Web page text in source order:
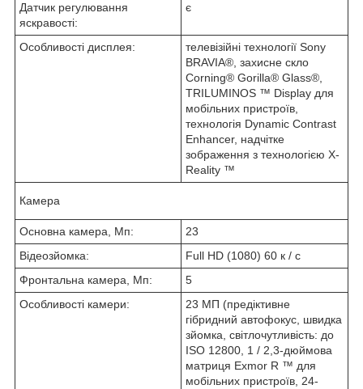
Датчик регулювання
яскравості:
є
Особливості дисплея:
телевізійні технології Sony
BRAVIA®, захисне скло
Corning® Gorilla® Glass®,
TRILUMINOS ™ Display для
мобільних пристроїв,
технологія Dynamic Contrast
Enhancer, надчітке
зображення з технологією X-
Reality ™
Камера
Основна камера, Мп:
23
Відеозйомка:
Full HD (1080) 60 к / с
Фронтальна камера, Мп:
5
Особливості камери:
23 МП (предіктивне
гібридний автофокус, швидка
зйомка, світлочутливість: до
ISO 12800, 1 / 2,3-дюймова
матриця Exmor R ™ для
мобільних пристроїв, 24-